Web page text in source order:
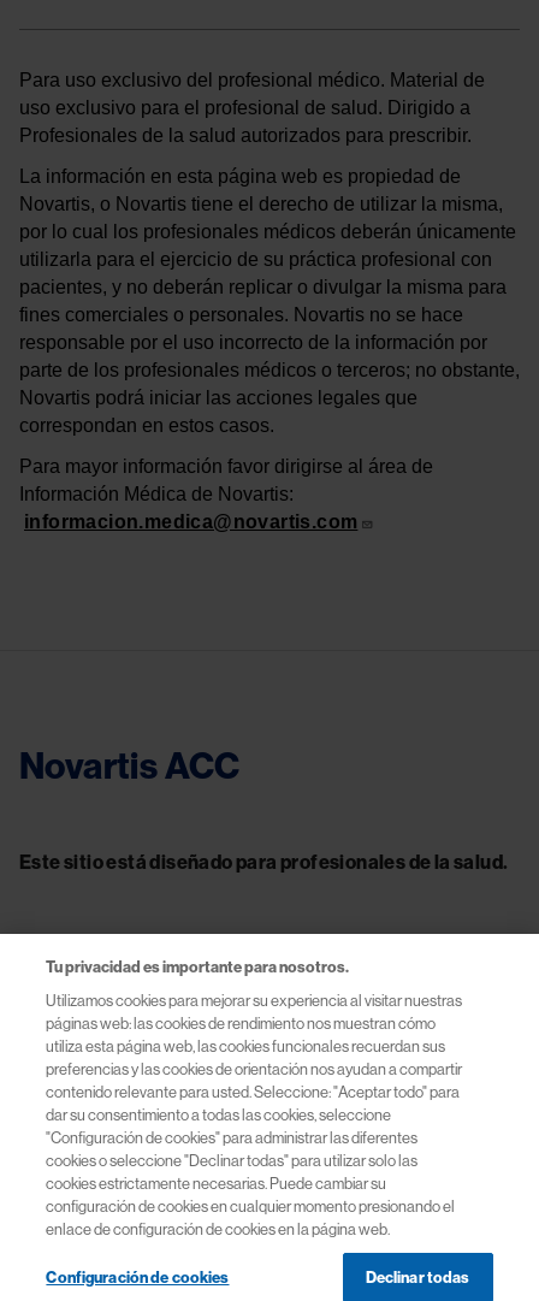
Para uso exclusivo del profesional médico. Material de
uso exclusivo para el profesional de salud. Dirigido a
Profesionales de la salud autorizados para prescribir.
La información en esta página web es propiedad de
Novartis, o Novartis tiene el derecho de utilizar la misma,
por lo cual los profesionales médicos deberán únicamente
utilizarla para el ejercicio de su práctica profesional con
pacientes, y no deberán replicar o divulgar la misma para
fines comerciales o personales. Novartis no se hace
responsable por el uso incorrecto de la información por
parte de los profesionales médicos o terceros; no obstante,
Novartis podrá iniciar las acciones legales que
correspondan en estos casos.
Para mayor información favor dirigirse al área de
Información Médica de Novartis:
informacion.medica@novartis.com
Novartis ACC
Este sitio está diseñado para profesionales de la salud.
Información útil
Términos y Condiciones
Políticas de Privacidad
Políticas de Cookies
Tu privacidad es importante para nosotros.
Utilizamos cookies para mejorar su experiencia al visitar nuestras
páginas web: las cookies de rendimiento nos muestran cómo
utiliza esta página web, las cookies funcionales recuerdan sus
preferencias y las cookies de orientación nos ayudan a compartir
contenido relevante para usted. Seleccione: "Aceptar todo" para
dar su consentimiento a todas las cookies, seleccione
"Configuración de cookies" para administrar las diferentes
cookies o seleccione "Declinar todas" para utilizar solo las
cookies estrictamente necesarias. Puede cambiar su
configuración de cookies en cualquier momento presionando el
enlace de configuración de cookies en la página web.
Configuración de cookies Declinar todas